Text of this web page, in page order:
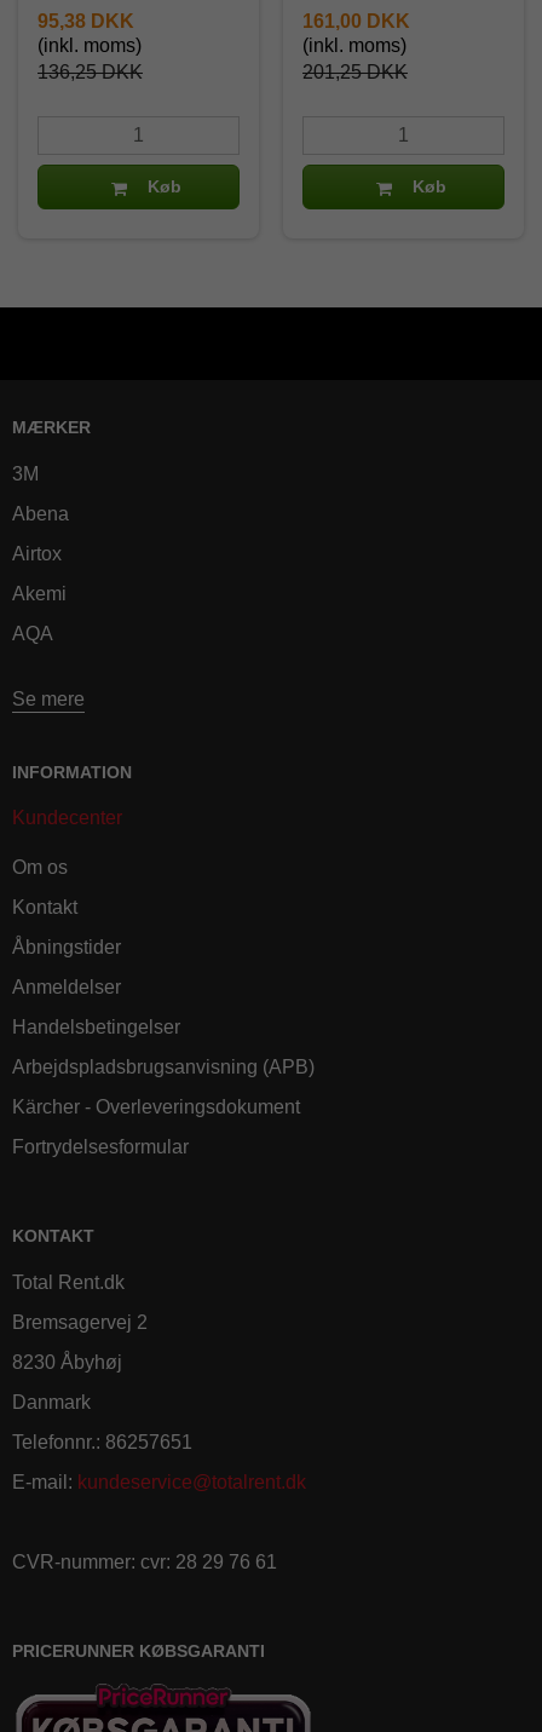
136,25 DKK
95,38 DKK
(inkl. moms)
Køb
201,25 DKK
161,00 DKK
(inkl. moms)
Køb
MÆRKER
3M
Abena
Airtox
Akemi
AQA
Se mere
INFORMATION
Kundecenter
Om os
Kontakt
Åbningstider
Anmeldelser
Handelsbetingelser
Arbejdspladsbrugsanvisning (APB)
Kärcher - Overleveringsdokument
Fortrydelsesformular
KONTAKT
Total Rent.dk
Bremsagervej 2
8230 Åbyhøj
Danmark
Telefonnr.: 86257651
E-mail : kundeservice@totalrent.dk
CVR-nummer: cvr: 28 29 76 61
PRICERUNNER KØBSGARANTI